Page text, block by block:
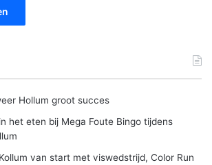
Hollum groot succes
het eten bij Mega Foute Bingo tijdens
van start met viswedstrijd, Color Run